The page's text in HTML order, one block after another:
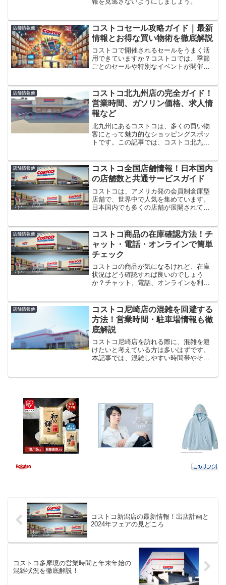
店舗情報他
コストコセール攻略ガイド｜最新
情報とお得な買い物術を徹底解説
コストコで開催されるセールをうまく活
用できていますか？コストコでは、季節
ごとのセールや特別なイベントが開催さ
からブラックフライデーなどの注目イベ
ント、さらに月ごとのセー...
店舗情報他
コストコ北九州店の完全ガイド！
営業時間、ガソリン価格、求人情
報など
北九州にあるコストコは、多くの買い物
客にとって魅力的なショッピングスポッ
トです。この記事では、コストコ北九州
ソリン価格、混雑状況など、知っておく
と便利な情報が満載です。...
店舗情報他
コストコ全国店舗情報！日本国内
の店舗数と共通サービスガイド
コストコは、アメリカ発の会員制倉庫型
店舗で、世界中で人気を集めています。
日本国内でも多くの店舗が展開されてお
コストコ店舗数や各店舗の特徴、全国共
通で提供されているサービ...
店舗情報他
コストコ商品の在庫確認方法！チ
ャット・電話・オンラインで簡単
チェック
コストコの商品が気になるけれど、在庫
状況はどう確認すれば良いのでしょう
か？チャット、電話、オンラインを利用
す。特に人気のホノルルクッキーや季節
限定のグレープフルーツなど...
店舗情報他
コストコ尼崎店の混雑を回避する
方法！営業時間・駐車場情報も徹
底解説
コストコ尼崎店を訪れる際に、混雑を避
けたいと考えている方は多いはずです。
本記事では、混雑しやすい時間帯やその
コストコ新潟店の最新情報！出店計画と
2024年フェアの見どころ
コストコ多摩境の営業時間と年末年始の
混雑状況を徹底解説！